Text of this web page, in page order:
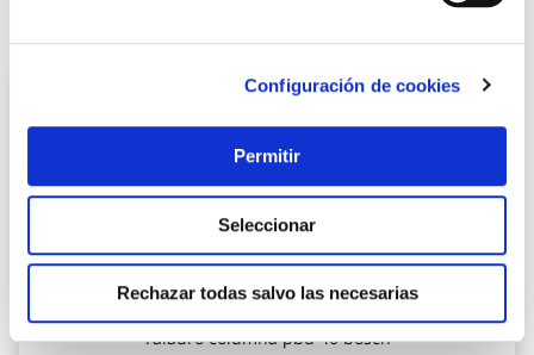
Configuración de cookies
Permitir
Seleccionar
Rechazar todas salvo las necesarias
Taladro columna pbd 40 bosch